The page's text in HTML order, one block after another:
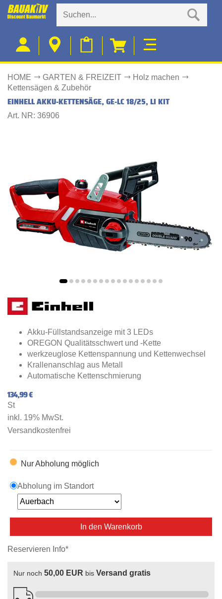
HOME GARTEN & FREIZEIT
Holz machen
Kettensägen & Zubehör
EINHELL AKKU-KETTENSÄGE, GE-LC 18/25, LI KIT
Art. NR: 36906
Akku-Füllstandsanzeige mit 3 LEDs
OREGON Qualitätsschwert und -Kette
werkzeuglose Kettenspannung und Kettenwechsel
Krallenanschlag aus Metall
Automatische Kettenschmierung
134,99 €
St
inkl. 19% MwSt.
Versandkostenfrei
Nur Abholung möglich
Abholung im Standort
In den Warenkorb
Reservieren Info*
Nur noch 50,00 EUR bis Versand gratis